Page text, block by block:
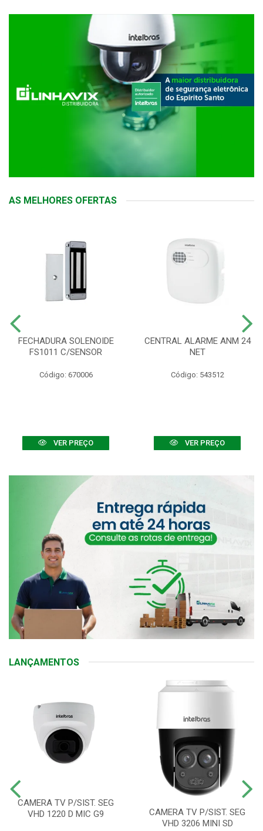
AS MELHORES OFERTAS
FECHADURA SOLENOIDE
FS1011 C/SENSOR
Código: 670006
VER PREÇO
CENTRAL ALARME ANM 24
NET
Código: 543512
VER PREÇO
LANÇAMENTOS
CAMERA TV P/SIST. SEG
VHD 1220 D MIC G9
CAMERA TV P/SIST. SEG
VHD 3206 MINI SD